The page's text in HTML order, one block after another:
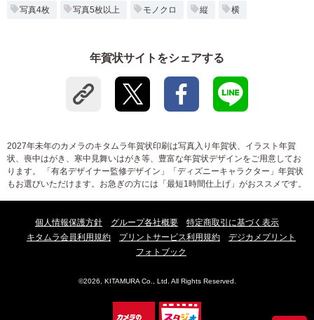
写真4枚 写真5枚以上 モノクロ 縦 横
年賀状サイトをシェアする
2027年未年のカメラのキタムラ年賀状印刷は写真入り年賀状、イラスト年賀
状、喪中はがき、寒中見舞いはがき等、豊富な年賀状デザインをご用意してお
ります。 「有名デザイナー監修デザイン」「ディズニーキャラクター」年賀状
もお選びいただけます。お急ぎの方には「最短1時間仕上げ」がおススメです。
個人情報保護方針 グループ各社概要
特定商取引に基づく表示
キタムラ会員利用規約
プリントサービス利用規約
デジカメプリント
フォトブック
©2026, KITAMURA Co., Ltd. All Rights Reserved.